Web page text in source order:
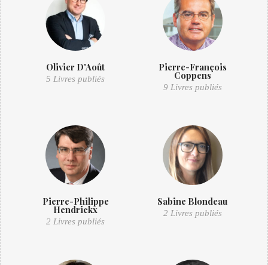
Olivier D'Août
5 Livres publiés
Pierre-François
Coppens
9 Livres publiés
Pierre-Philippe
Hendrickx
2 Livres publiés
Sabine Blondeau
2 Livres publiés